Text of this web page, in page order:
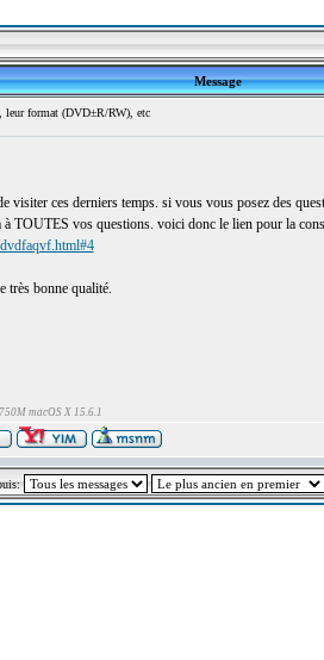
Message
leur format (DVD±R/RW), etc
visiter ces derniers temps. si vous vous posez des
TOUTES vos questions. voici donc le lien pour la
très bonne qualité.
macOS X 15.6.1